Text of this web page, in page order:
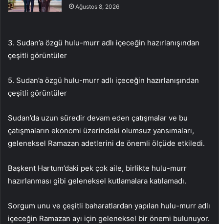
Ağustos 8, 2026
3. Sudan’a özgü hulu-murr adlı içeceğin hazırlanışından
çeşitli görüntüler
5. Sudan’a özgü hulu-murr adlı içeceğin hazırlanışından
çeşitli görüntüler
Sudan’da uzun süredir devam eden çatışmalar ve bu
çatışmaların ekonomi üzerindeki olumsuz yansımaları,
geleneksel Ramazan adetlerini de önemli ölçüde etkiledi.
Başkent Hartum’daki pek çok aile, birlikte hulu-murr
hazırlanması gibi geleneksel kutlamalara katılamadı.
Sorgum unu ve çeşitli baharatlardan yapılan hulu-murr adlı
içeceğin Ramazan ayı için geleneksel bir önemi bulunuyor.